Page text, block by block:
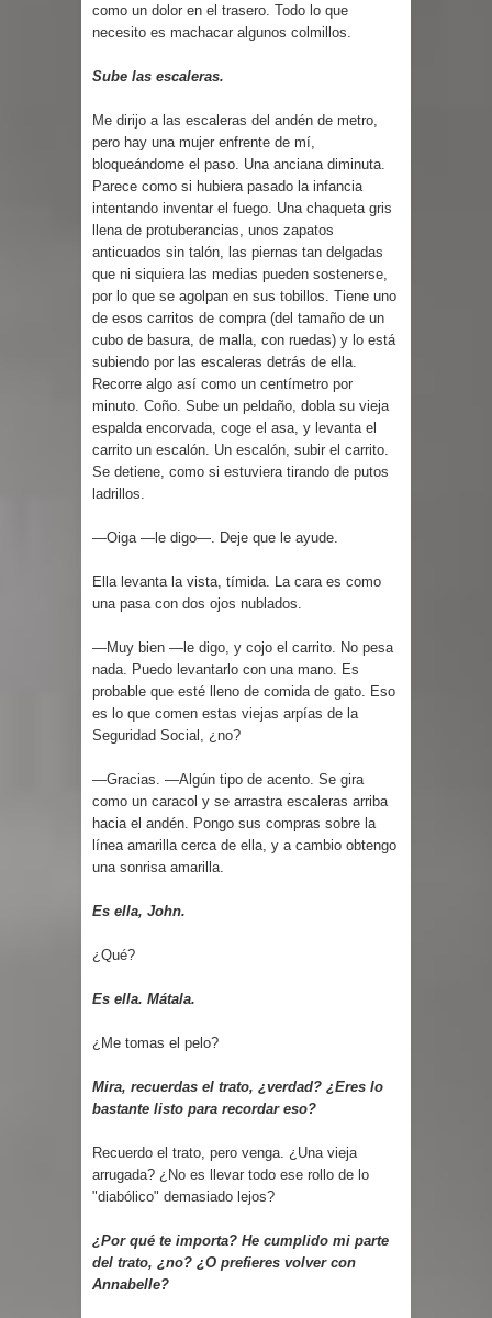
como un dolor en el trasero. Todo lo que
necesito es machacar algunos colmillos.
Sube las escaleras.
Me dirijo a las escaleras del andén de metro,
pero hay una mujer enfrente de mí,
bloqueándome el paso. Una anciana diminuta.
Parece como si hubiera pasado la infancia
intentando inventar el fuego. Una chaqueta gris
llena de protuberancias, unos zapatos
anticuados sin talón, las piernas tan delgadas
que ni siquiera las medias pueden sostenerse,
por lo que se agolpan en sus tobillos. Tiene uno
de esos carritos de compra (del tamaño de un
cubo de basura, de malla, con ruedas) y lo está
subiendo por las escaleras detrás de ella.
Recorre algo así como un centímetro por
minuto. Coño. Sube un peldaño, dobla su vieja
espalda encorvada, coge el asa, y levanta el
carrito un escalón. Un escalón, subir el carrito.
Se detiene, como si estuviera tirando de putos
ladrillos.
—Oiga —le digo—. Deje que le ayude.
Ella levanta la vista, tímida. La cara es como
una pasa con dos ojos nublados.
—Muy bien —le digo, y cojo el carrito. No pesa
nada. Puedo levantarlo con una mano. Es
probable que esté lleno de comida de gato. Eso
es lo que comen estas viejas arpías de la
Seguridad Social, ¿no?
—Gracias. —Algún tipo de acento. Se gira
como un caracol y se arrastra escaleras arriba
hacia el andén. Pongo sus compras sobre la
línea amarilla cerca de ella, y a cambio obtengo
una sonrisa amarilla.
Es ella, John.
¿Qué?
Es ella. Mátala.
¿Me tomas el pelo?
Mira, recuerdas el trato, ¿verdad? ¿Eres lo
bastante listo para recordar eso?
Recuerdo el trato, pero venga. ¿Una vieja
arrugada? ¿No es llevar todo ese rollo de lo
"diabólico" demasiado lejos?
¿Por qué te importa? He cumplido mi parte
del trato, ¿no? ¿O prefieres volver con
Annabelle?